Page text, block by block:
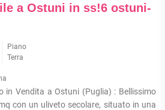
a Ostuni in ss!6 ostuni-
Piano
Terra
in Vendita a Ostuni (Puglia) : Bellissimo
con un uliveto secolare, situato in una